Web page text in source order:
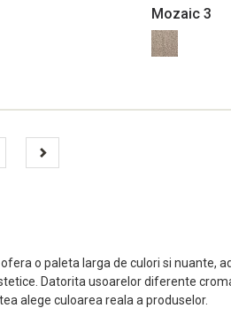
Mozaic 3
o paleta larga de culori si nuante,
Datorita usoarelor diferente
alege culoarea reala a produselor.